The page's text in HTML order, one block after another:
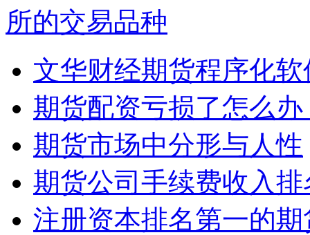
所的交易品种
文华财经期货程序化
期货配资亏损了怎么
期货市场中分形与人性
期货公司手续费收入
注册资本排名第一的